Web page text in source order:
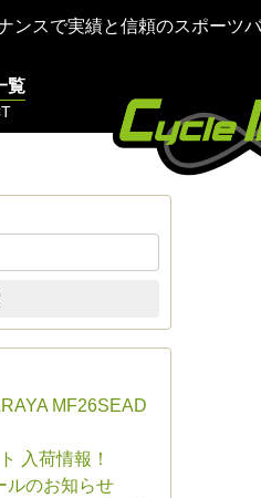
ンスで実績と信頼のスポーツ
覧
MF26SEAD
入荷情報！
ルのお知らせ